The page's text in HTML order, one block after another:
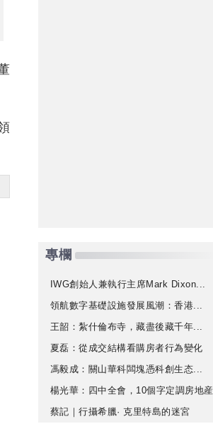
專欄
IWG創始人兼執行主席Mark Dixon...
領航數字基礎設施發展風潮：香港...
王韶：紮什倫布寺，藏盡後藏千年...
夏磊：從成交結構看購房者行為變化
馮毅成：關山華科闆塊憑科創生态...
楊光華：四中全會，10個字定調房地産
蔡記｜行攝希臘· 克里特島的迷宮